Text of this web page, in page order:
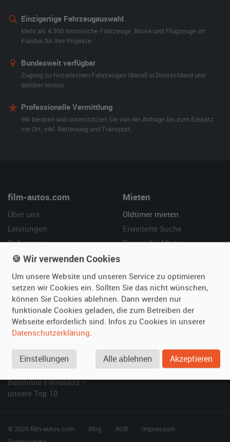
Einzigartige Fahrzeugauswahl
Mehr als 4.300 historische Fahrzeuge, Boote und Flugzeuge im
Fundus für Ihre Projekte.
Bundesweit verfügbar
Zugang zu historischen Fahrzeugen überall in Deutschland und
darüber hinaus.
Professionelle Vermittlung
Wir beraten und unterstützen Sie von der Anfrage bis zum Einsatz
vor Ort, inkl. Betreuung und Transport.
film-autos.com
Über uns
Leistungen
Referenzen
Kundenmeinungen
Mieten
Oldtimer mieten
Erweiterte Suche
Fragen für Mieter
Vermieten
Oldtimer anmelden
Fotos senden
Fragen für Vermieter
Hilfe
Häufige Fragen (FAQ)
So funktioniert's
SPECIAL
Berühmte Filmautos –
unsere Top 10 ...
© 2026 film-autos.com Blog AGB
Impressum
🍪 Wir verwenden Cookies
Um unsere Website und unseren Service zu optimieren
setzen wir Cookies ein. Sollten Sie das nicht wünschen,
können Sie Cookies ablehnen. Dann werden nur
funktionale Cookies geladen, die zum Betreiben der
Webseite erforderlich sind. Infos zu Cookies in unserer
Datenschutzerklärung.
Einstellungen Alle ablehnen Akzeptieren